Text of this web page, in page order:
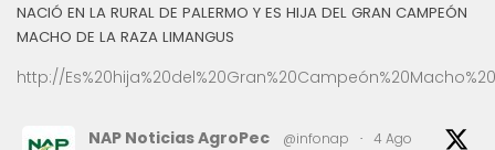
NACIÓ EN LA RURAL DE PALERMO Y ES HIJA DEL GRAN CAMPEÓN
MACHO DE LA RAZA LIMANGUS
http://
NAP Noticias AgroPec @infonap · 4 Ago